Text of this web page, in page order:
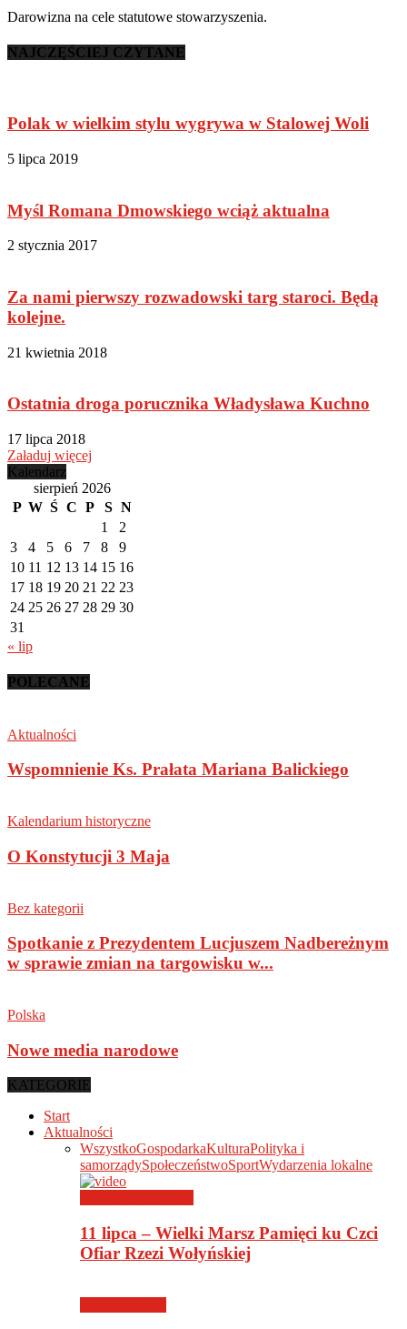
Darowizna na cele statutowe stowarzyszenia.
NAJCZĘŚCIEJ CZYTANE
Polak w wielkim stylu wygrywa w Stalowej Woli
5 lipca 2019
Myśl Romana Dmowskiego wciąż aktualna
2 stycznia 2017
Za nami pierwszy rozwadowski targ staroci. Będą
kolejne.
21 kwietnia 2018
Ostatnia droga porucznika Władysława Kuchno
17 lipca 2018
Załaduj więcej
Kalendarz
sierpień 2026
P W Ś C P S N
1
2
3
4 5 6 7 8
9
10 11 12 13 14 15 16
17 18 19 20 21 22 23
24 25 26 27 28 29 30
31
« lip
POLECANE
Aktualności
Wspomnienie Ks. Prałata Mariana Balickiego
Kalendarium historyczne
O Konstytucji 3 Maja
Bez kategorii
Spotkanie z Prezydentem Lucjuszem Nadbereżnym
w sprawie zmian na targowisku w...
Polska
Nowe media narodowe
KATEGORIE
Start
Aktualności
WszystkoGospodarkaKulturaPolityka i
samorządySpołeczeństwoSportWydarzenia lokalne
11 lipca – Wielki Marsz Pamięci ku Czci
Ofiar Rzezi Wołyńskiej